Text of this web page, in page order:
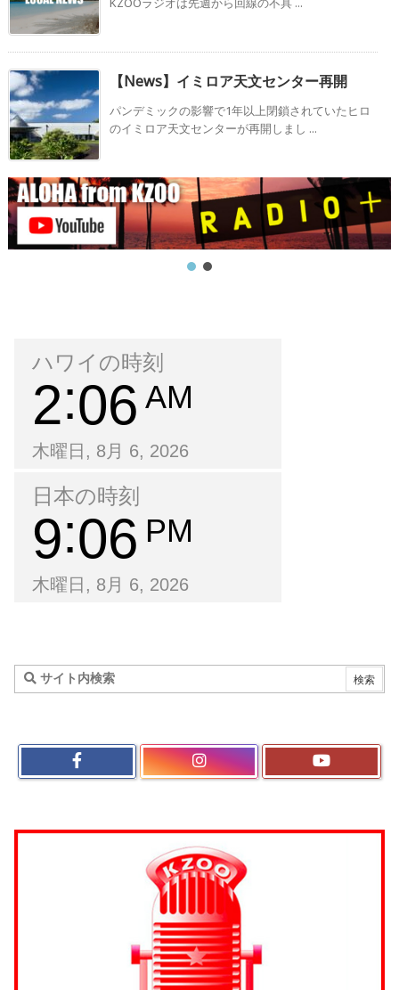
【News】イミロア天文センター再開
パンデミックの影響で1年以上閉鎖されていたヒロ
のイミロア天文センターが再開しまし ...
ハワイの時刻
2 06 AM
木曜日, 8月 6, 2026
日本の時刻
9 06 PM
木曜日, 8月 6, 2026